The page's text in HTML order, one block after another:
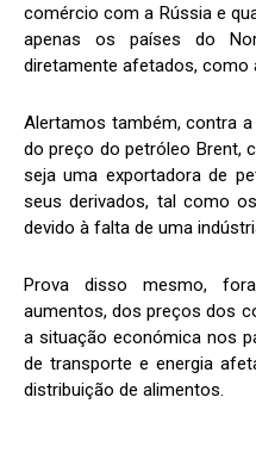
comércio com a Rússia e
apenas os países do
diretamente afetados, como
Alertamos também, contra
do preço do petróleo Brent,
seja uma exportadora de
seus derivados, tal como
devido à falta de uma
Prova disso mesmo,
aumentos, dos preços dos
a situação económica nos
de transporte e energia
distribuição de alimentos.